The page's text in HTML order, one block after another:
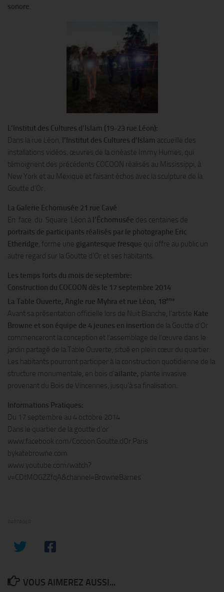
sonore.
L’Institut des Cultures d’Islam (19-23 rue Léon):
Dans la rue Léon, l’Institut des Cultures d’Islam accueille des
installations vidéos, œuvres de la cinéaste Immy Humes, qui
témoignent des précédents COCOON réalisés au Mississippi, à
New York et au Mexique et faisant échos avec la sculpture de la
Goutte d’Or.
La Galerie Echomusée 21 rue Cavé
En face du Square Léon à l’Échomusée des centaines de
portraits de participants réalisés par le photographe Eric
Etheridge, forme une gigantesque fresque qui offre au public un
autre regard sur la Goutte d’Or et ses habitants.
Les temps forts du mois de septembre:
Construction du COCOON dès le 17 septembre 2014
La Table Ouverte, Angle rue Myhra et rue Léon, 18ème
Avant sa présentation officielle lors de Nuit Blanche, l’artiste Kate
Browne et son équipe de 4 jeunes en insertion de la Goutte d’Or
commenceront la conception et l’assemblage de l’œuvre dans le
jardin partagé de la Table Ouverte, situé en plein cœur du quartier.
Les habitants pourront participer à la construction quotidienne de la
structure monumentale, en bois d’ailante, plante invasive
provenant du Bois de Vincennes, jusqu’à sa finalisation.
Informations Pratiques:
Du 17 septembre au 4 octobre 2014
Dans le quartier de la goutte d’or
www.facebook.com/Cocoon.Goutte.dOr.Paris
bykatebrowne.com
www.youtube.com/watch?
v=CDtMOGZZfqA&channel=BrowneBarnes
VOUS AIMEREZ AUSSI...